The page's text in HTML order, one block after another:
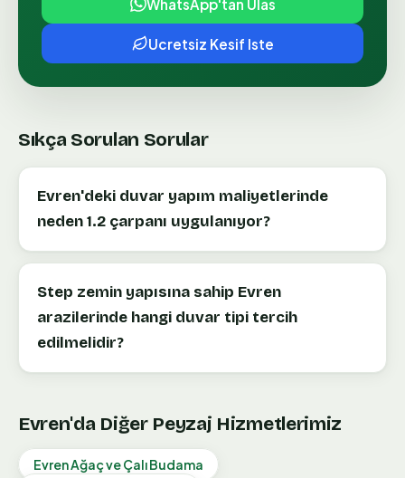
WhatsApp'tan Ulas
Ucretsiz Kesif Iste
Sıkça Sorulan Sorular
Evren'deki duvar yapım maliyetlerinde
neden 1.2 çarpanı uygulanıyor?
Step zemin yapısına sahip Evren
arazilerinde hangi duvar tipi tercih
edilmelidir?
Evren'da Diğer Peyzaj Hizmetlerimiz
EvrenAğaç ve Çalı Budama